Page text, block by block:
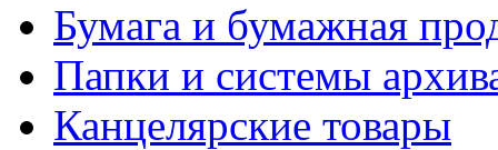
Бумага и бумажная
Папки и системы
Канцелярские товары